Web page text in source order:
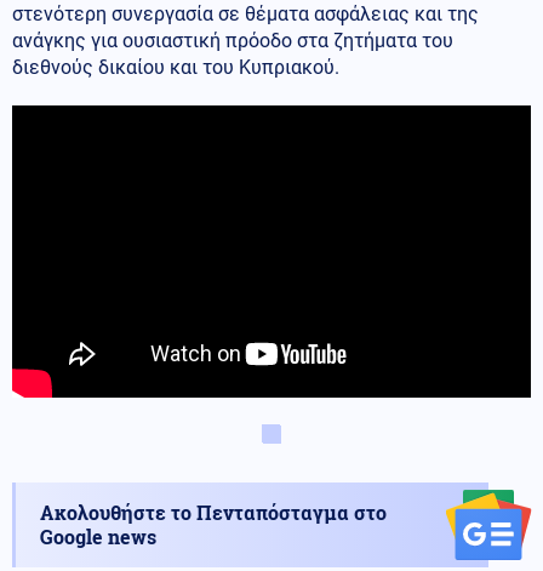
στενότερη συνεργασία σε θέματα ασφάλειας και της
ανάγκης για ουσιαστική πρόοδο στα ζητήματα του
διεθνούς δικαίου και του Κυπριακού.
Ακολουθήστε το Πενταπόσταγμα στο
Google news